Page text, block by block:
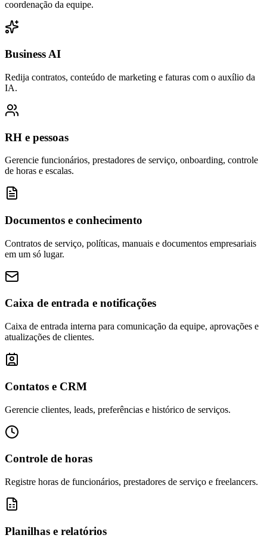
coordenação da equipe.
Business AI
Redija contratos, conteúdo de marketing e faturas com o auxílio da
IA.
RH e pessoas
Gerencie funcionários, prestadores de serviço, onboarding, controle
de horas e escalas.
Documentos e conhecimento
Contratos de serviço, políticas, manuais e documentos empresariais
em um só lugar.
Caixa de entrada e notificações
Caixa de entrada interna para comunicação da equipe, aprovações e
atualizações de clientes.
Contatos e CRM
Gerencie clientes, leads, preferências e histórico de serviços.
Controle de horas
Registre horas de funcionários, prestadores de serviço e freelancers.
Planilhas e relatórios